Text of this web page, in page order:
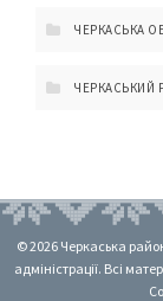
ЧЕРКАСЬКА
ЧЕРКАСЬКИЙ
© 2026 Черкаська
адміністрації. Всі